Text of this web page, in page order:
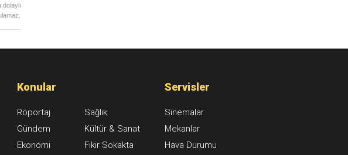
Konular
Röportaj
Gündem
Ekonomi
Sağlık
Kültür & Sanat
Fikir Sokakta
Servisler
Sinemalar
Mekanlar
Hava Durumu